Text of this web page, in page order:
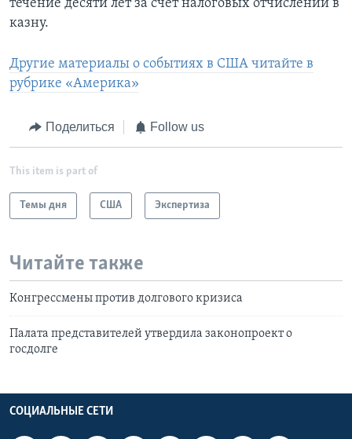
течение десяти лет за счет налоговых отчислений в
казну.
Другие материалы о событиях в США читайте в
рубрике «Америка»
Поделиться Follow us
This item is part of
Темы дня США Экспертиза
Читайте также
Конгрессмены против долгового кризиса
Палата представителей утвердила законопроект о
госдолге
СОЦИАЛЬНЫЕ СЕТИ